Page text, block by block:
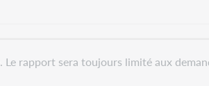
. Le rapport sera toujours limité aux